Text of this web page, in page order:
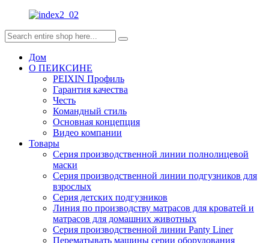
Дом
О ПЕИКСИНЕ
PEIXIN Профиль
Гарантия качества
Честь
Командный стиль
Основная концепция
Видео компании
Товары
Серия производственной линии полнолицевой
маски
Серия производственной линии подгузников для
взрослых
Серия детских подгузников
Линия по производству матрасов для кроватей и
матрасов для домашних животных
Серия производственной линии Panty Liner
Перематывать машины серии оборудования